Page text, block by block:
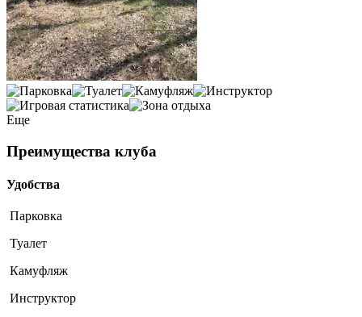
Еще
Преимущества клуба
Удобства
Парковка
Туалет
Камуфляж
Инструктор